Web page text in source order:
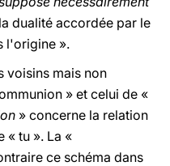
dualité accordée par le
l'origine ».
voisins mais non
» et celui de «
» concerne la relation
« tu ». La «
ce schéma dans